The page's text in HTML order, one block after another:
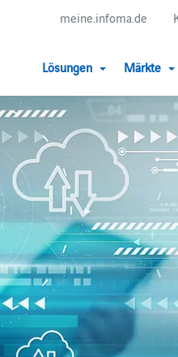
meine.infoma.de
Lösungen Märkte